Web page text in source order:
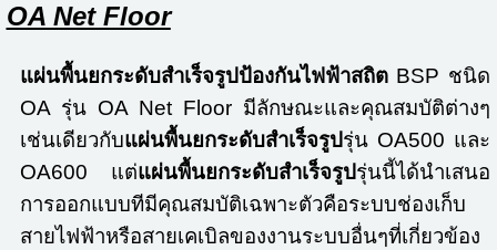
OA Net Floor
แผ่นพื้นยกระดับสำเร็จรูปป้องกันไฟฟ้าสถิตBSP ชนิด
OA รุ่น OA Net Floor มีลักษณะและคุณสมบัติต่างๆ
เช่นเดียวกับแผ่นพื้นยกระดับสำเร็จรูปรุ่น OA500 และ
OA600 แต่แผ่นพื้นยกระดับสำเร็จรูปรุ่นนี้ได้นำเสนอ
การออกแบบทีมีคุณสมบัติเฉพาะตัวคือระบบช่องเก็บ
สายไฟฟ้าหรือสายเคเบิลของงานระบบอื่นๆที่เกี่ยวข้อง